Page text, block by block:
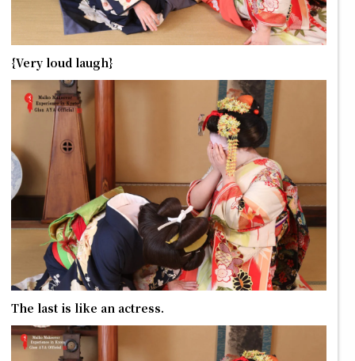
{Very loud laugh}
The last is like an actress.